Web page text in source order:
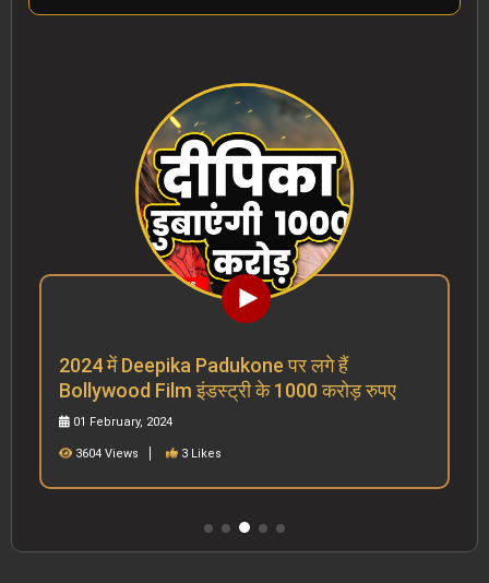
2024 में Deepika Padukone पर लगे हैं
Bollywood Film इंडस्ट्री के 1000 करोड़ रुपए
01 February, 2024
3604 Views 3 Likes